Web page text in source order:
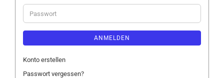
Adresse
Passwort
ANMELDEN
Konto erstellen
Passwort vergessen?